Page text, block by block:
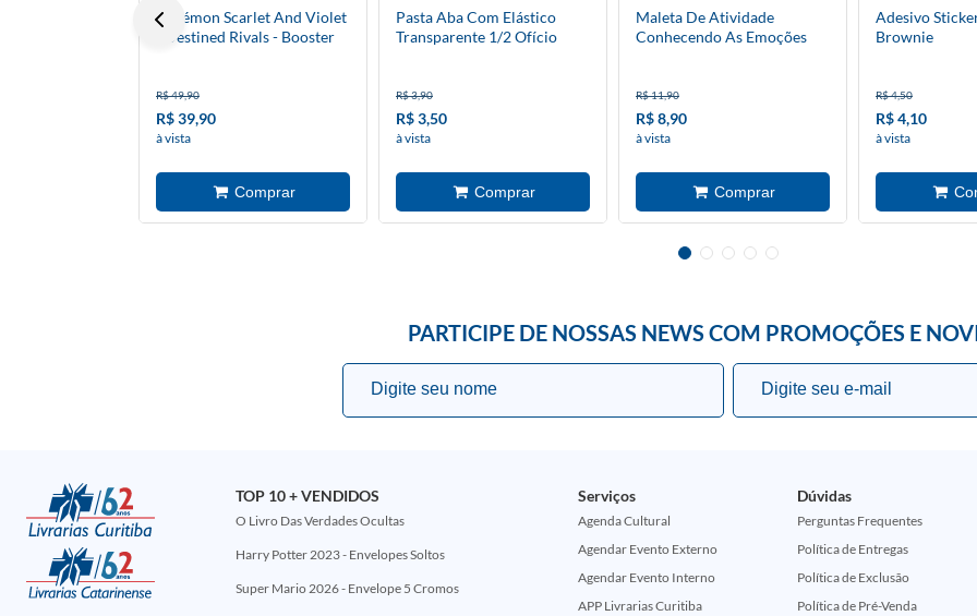
Pokémon Scarlet And Violet
- Destined Rivals - Booster
R$ 49,90
R$ 39,90
à vista
Pasta Aba Com Elástico
Transparente 1/2 Ofício
R$ 3,90
R$ 3,50
à vista
Maleta De Atividade
Conhecendo As Emoções
R$ 11,90
R$ 8,90
à vista
Adesivo
Brownie
R$ 4,50
R$ 4,10
à vista
PARTICIPE DE NOSSAS NEWS COM PROMOÇÕES E
TOP 10 + VENDIDOS
O Livro Das Verdades Ocultas
Harry Potter 2023 - Envelopes Soltos
Super Mario 2026 - Envelope 5 Cromos
Serviços
Agenda Cultural
Agendar Evento Externo
Agendar Evento Interno
APP Livrarias Curitiba
Dúvidas
Perguntas Frequentes
Política de Entregas
Política de Exclusão
Política de Pré-Venda